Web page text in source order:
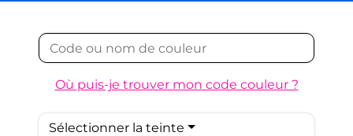
Où puis-je trouver mon code couleur ?
Sélectionner la teinte